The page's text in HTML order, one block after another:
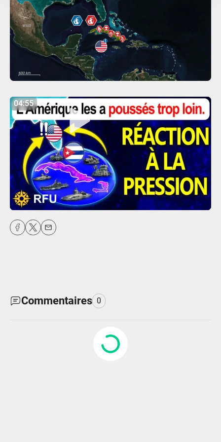
Play
04:55
Mute Settings
Enter
04:55
Commentaires 0